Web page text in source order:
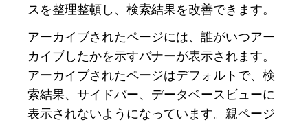
スを整理整頓し、検索結果を改善できます。
アーカイブされたページには、誰がいつアー
カイブしたかを示すバナーが表示されます。
アーカイブされたページはデフォルトで、検
索結果、サイドバー、データベースビューに
表示されないようになっています。親ページ